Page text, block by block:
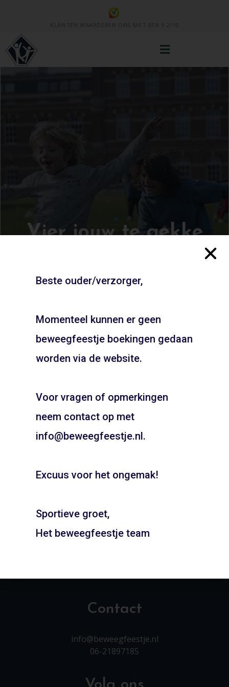
Vier jouw te gekke
beweegfeestje vanaf
€155!
Schrijf je in voor onze
nieuwsbrief
Blijf op de hoogte van de laatste nieuwtjes
Contact
info@beweegfeestje.nl
06-21897185
JOUW FEESTJE IN
SINTERKLAAS OF KERST
Pietentraining, Pakjes bezorgen? Het kan allemaal!
06 21 89 71 85
Beste ouder/verzorger,
Momenteel kunnen er geen
beweegfeestje boekingen gedaan
worden via de website.
Voor vragen of opmerkingen
neem contact op met
info@beweegfeestje.nl.
Excuus voor het ongemak!
Sportieve groet,
Het beweegfeestje team